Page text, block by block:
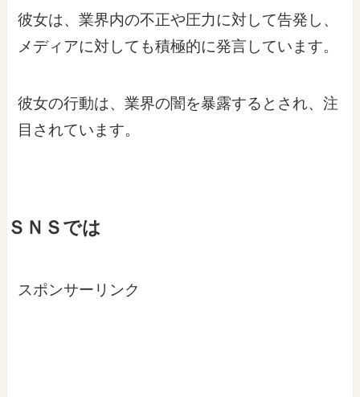
彼女は、業界内の不正や圧力に対して告発し、
メディアに対しても積極的に発言しています。
彼女の行動は、業界の闇を暴露するとされ、注
目されています。
ＳＮＳでは
スポンサーリンク